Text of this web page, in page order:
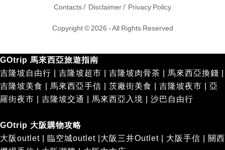
Contacts/ Disclaimer/ Privacy Policy
Copyright © 2026 - All Rights Reserved
GOtrip 馬來西亞旅遊指南
吉隆坡自由行
吉隆坡超市 吉隆坡肉骨茶 馬來西亞換錢
吉隆坡美食
馬來西亞手信 茨廠街美食 吉隆坡夜市
亞
羅街夜市
吉隆坡交通 馬來西亞入境 沙巴自由行
GOtrip 大阪購物攻略
大阪outlet
臨空城outlet 大阪三井Outlet 大阪手信
關西